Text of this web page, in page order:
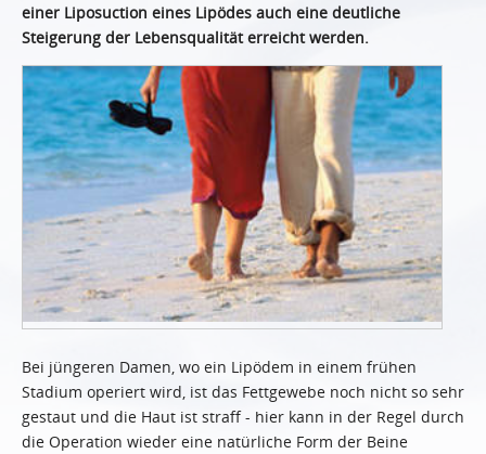
einer Liposuction eines Lipödes auch eine deutliche
Steigerung der Lebensqualität erreicht werden.
Bei jüngeren Damen, wo ein Lipödem in einem frühen
Stadium operiert wird, ist das Fettgewebe noch nicht so sehr
gestaut und die Haut ist straff - hier kann in der Regel durch
die Operation wieder eine natürliche Form der Beine